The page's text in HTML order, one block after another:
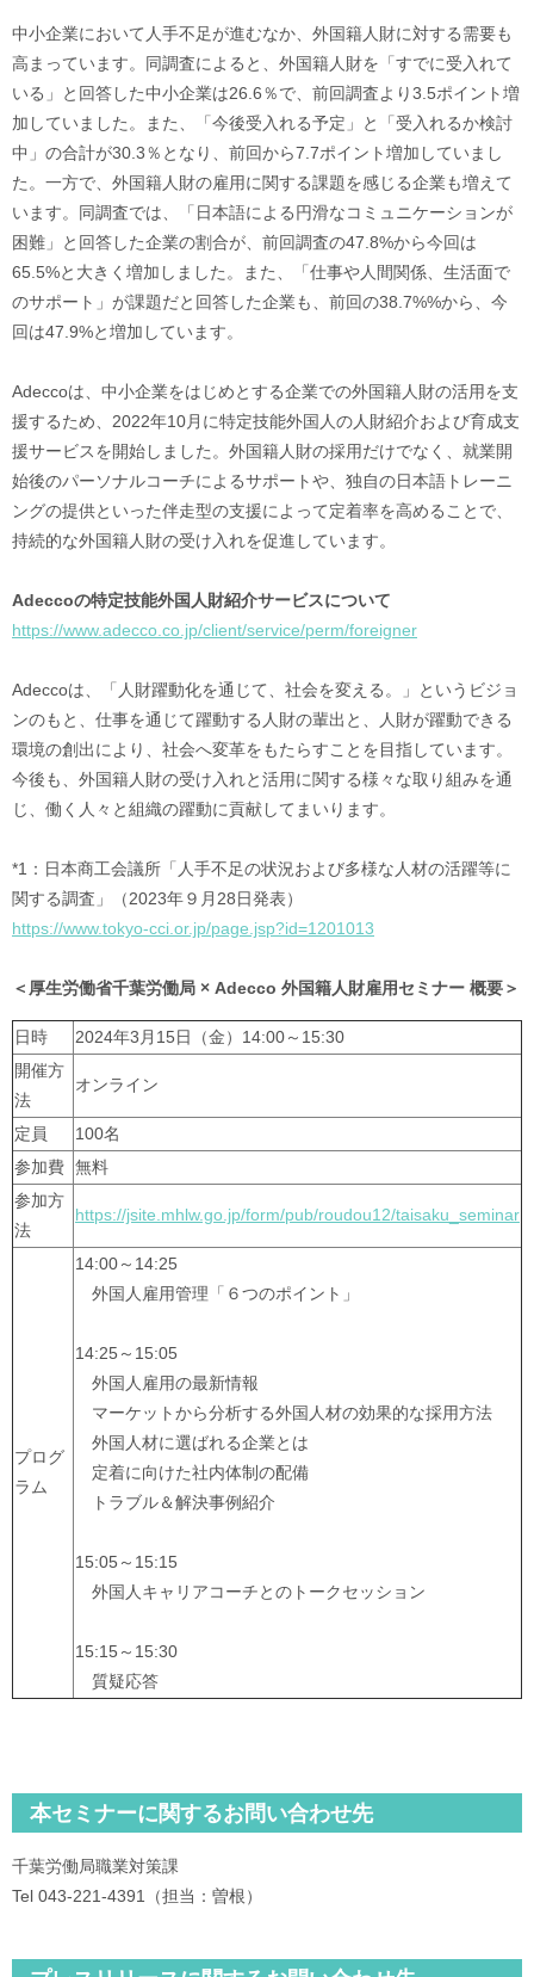
中小企業において人手不足が進むなか、外国籍人財に対する需要も
高まっています。同調査によると、外国籍人財を「すでに受入れて
いる」と回答した中小企業は26.6％で、前回調査より3.5ポイント増
加していました。また、「今後受入れる予定」と「受入れるか検討
中」の合計が30.3％となり、前回から7.7ポイント増加していまし
た。一方で、外国籍人財の雇用に関する課題を感じる企業も増えて
います。同調査では、「日本語による円滑なコミュニケーションが
困難」と回答した企業の割合が、前回調査の47.8%から今回は
65.5%と大きく増加しました。また、「仕事や人間関係、生活面で
のサポート」が課題だと回答した企業も、前回の38.7%%から、今
回は47.9%と増加しています。
Adeccoは、中小企業をはじめとする企業での外国籍人財の活用を支
援するため、2022年10月に特定技能外国人の人財紹介および育成支
援サービスを開始しました。外国籍人財の採用だけでなく、就業開
始後のパーソナルコーチによるサポートや、独自の日本語トレーニ
ングの提供といった伴走型の支援によって定着率を高めることで、
持続的な外国籍人財の受け入れを促進しています。
Adeccoの特定技能外国人財紹介サービスについて
https://www.adecco.co.jp/client/service/perm/foreigner
Adeccoは、「人財躍動化を通じて、社会を変える。」というビジョ
ンのもと、仕事を通じて躍動する人財の輩出と、人財が躍動できる
環境の創出により、社会へ変革をもたらすことを目指しています。
今後も、外国籍人財の受け入れと活用に関する様々な取り組みを通
じ、働く人々と組織の躍動に貢献してまいります。
*1：日本商工会議所「人手不足の状況および多様な人材の活躍等に
関する調査」（2023年９月28日発表）
https://www.tokyo-cci.or.jp/page.jsp?id=1201013
＜厚生労働省千葉労働局 × Adecco 外国籍人財雇用セミナー 概要＞
日時
2024年3月15日（金）14:00～15:30
開催方
法
オンライン
定員
100名
参加費 無料
参加方
法
https://jsite.mhlw.go.jp/form/pub/roudou12/taisaku_seminar
プログ
ラム
14:00～14:25
外国人雇用管理「６つのポイント」
14:25～15:05
外国人雇用の最新情報
マーケットから分析する外国人材の効果的な採用方法
外国人材に選ばれる企業とは
定着に向けた社内体制の配備
トラブル＆解決事例紹介
15:05～15:15
外国人キャリアコーチとのトークセッション
15:15～15:30
質疑応答
本セミナーに関するお問い合わせ先
千葉労働局職業対策課
Tel 043-221-4391（担当：曽根）